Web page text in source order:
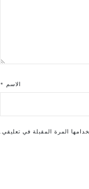
الاسم *
المرة المقبلة في تعليقي.